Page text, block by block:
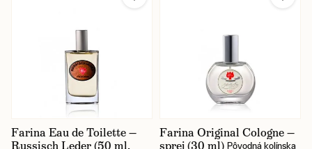
Farina Eau de Toilette —
Russisch Leder (50 ml,
Farina Original Cologne —
sprej (30 ml) Pôvodná kolínska